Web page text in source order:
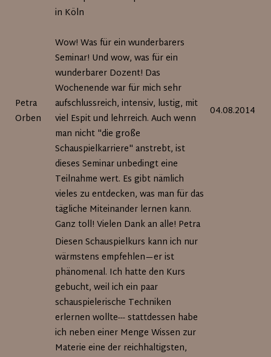
Petra
Orben
in Köln
Wow! Was für ein wunderbarers
Seminar! Und wow, was für ein
wunderbarer Dozent! Das
Wochenende war für mich sehr
aufschlussreich, intensiv, lustig, mit
viel Espit und lehrreich. Auch wenn
man nicht "die große
Schauspielkarriere" anstrebt, ist
dieses Seminar unbedingt eine
Teilnahme wert. Es gibt nämlich
vieles zu entdecken, was man für das
tägliche Miteinander lernen kann.
Ganz toll! Vielen Dank an alle! Petra
04.08.2014
Diesen Schauspielkurs kann ich nur
wärmstens empfehlen—er ist
phänomenal. Ich hatte den Kurs
gebucht, weil ich ein paar
schauspielerische Techniken
erlernen wollte--- stattdessen habe
ich neben einer Menge Wissen zur
Materie eine der reichhaltigsten,